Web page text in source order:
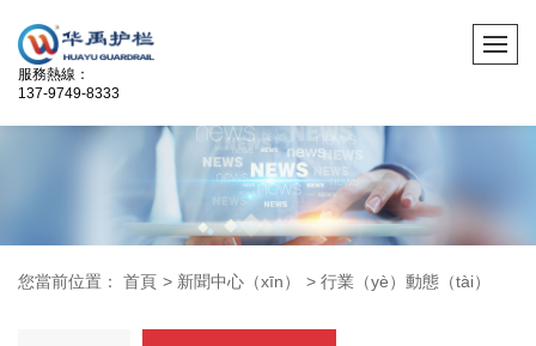
服務熱線：
137-9749-8333
您當前位置： 首頁 > 新聞中心（xīn） > 行業（yè）動態（tài）